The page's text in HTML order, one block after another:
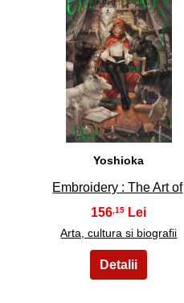
26
Yoshioka
Embroidery : The Art of
156,15
Arta, cultura si biografii